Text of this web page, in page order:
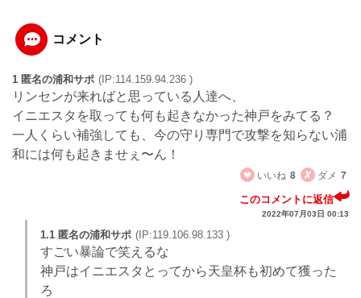
コメント
1 匿名の浦和サポ (IP:114.159.94.236 )
リンセンが来ればと思っている人達へ、
イニエスタを取っても何も起きなかった神戸をみてる？
一人くらい補強しても、今の守り専門で攻撃を知らない浦
和には何も起きませぇ〜ん！
いいね 8 ダメ 7
このコメントに返信
2022年07月03日 00:13
1.1 匿名の浦和サポ (IP:119.106.98.133 )
すごい暴論で笑えるな
神戸はイニエスタとってから天皇杯も初めて獲った
ろ